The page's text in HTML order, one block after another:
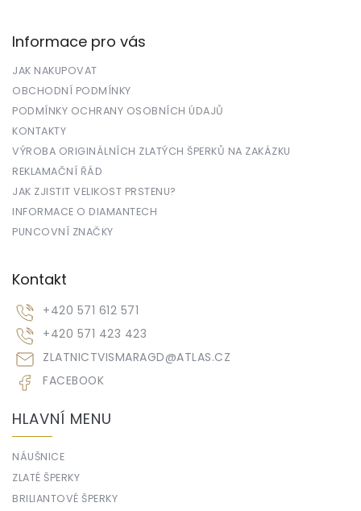
Informace pro vás
JAK NAKUPOVAT
OBCHODNÍ PODMÍNKY
PODMÍNKY OCHRANY OSOBNÍCH ÚDAJŮ
KONTAKTY
VÝROBA ORIGINÁLNÍCH ZLATÝCH ŠPERKŮ NA ZAKÁZKU
REKLAMAČNÍ ŘÁD
JAK ZJISTIT VELIKOST PRSTENU?
INFORMACE O DIAMANTECH
PUNCOVNÍ ZNAČKY
Kontakt
ZLATNICTVISMARAGD@ATLAS.CZ
+420 571 612 571
+420 571 423 423
FACEBOOK
HLAVNÍ MENU
NÁUŠNICE
ZLATÉ ŠPERKY
BRILIANTOVÉ ŠPERKY